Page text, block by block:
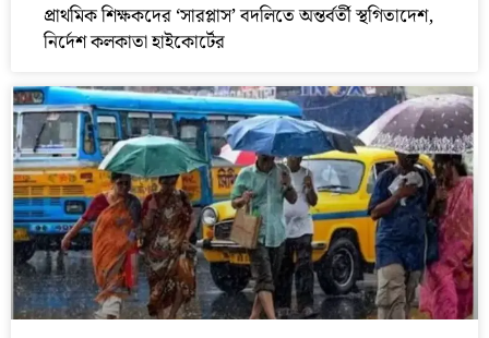
প্রাথমিক শিক্ষকদের ‘সারপ্লাস’ বদলিতে অন্তর্বর্তী স্থগিতাদেশ,
নির্দেশ কলকাতা হাইকোর্টের